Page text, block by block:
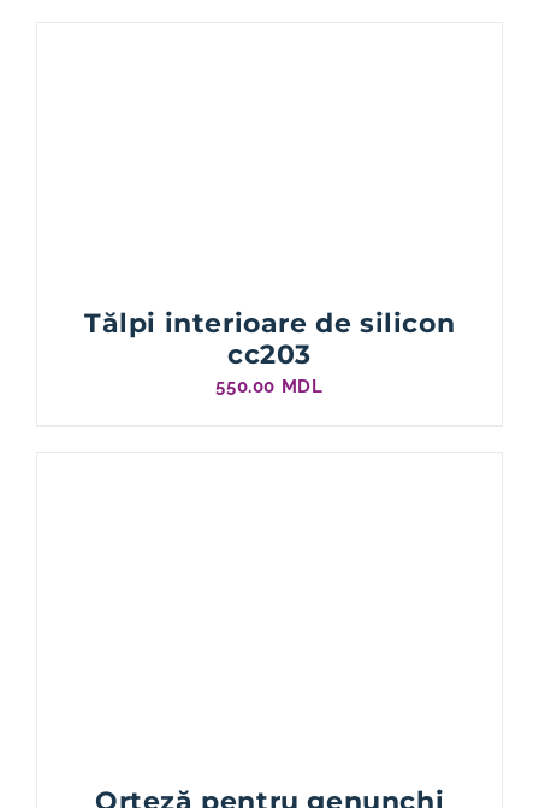
Tălpi interioare de silicon
cc203
550.00 MDL
Orteză pentru genunchi